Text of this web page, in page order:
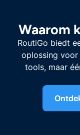
Waarom
RoutiGo biedt
oplossing voor
tools, maar